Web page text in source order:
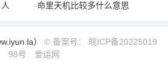
命里天机比较多什么意思
） © 备案号： 皖ICP备20225019
98号
爱运网